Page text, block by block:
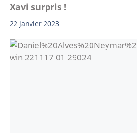
Xavi surpris !
22 janvier 2023